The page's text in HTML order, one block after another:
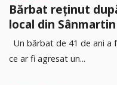
Bărbat reținut
local din Sânmartin
Un bărbat de 41 de ani
ce ar fi agresat un...